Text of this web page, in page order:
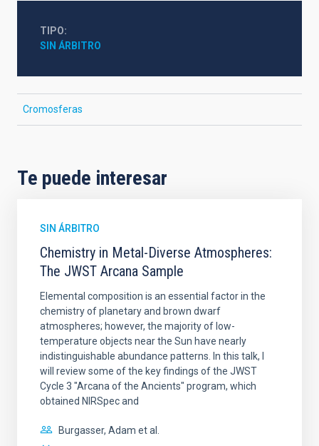
TIPO
SIN ÁRBITRO
Cromosferas
Te puede interesar
SIN ÁRBITRO
Chemistry in Metal-Diverse Atmospheres:
The JWST Arcana Sample
Elemental composition is an essential factor in the
chemistry of planetary and brown dwarf
atmospheres; however, the majority of low-
temperature objects near the Sun have nearly
indistinguishable abundance patterns. In this talk, I
will review some of the key findings of the JWST
Cycle 3 "Arcana of the Ancients" program, which
obtained NIRSpec and
Burgasser, Adam et al.